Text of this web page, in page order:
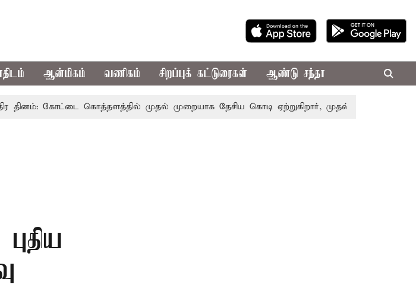
ஆன்மிகம் வணிகம் சிறப்புக் கட்டுரைகள் ஆண்டு சந்தா
கோட்டை கொத்தளத்தில் முதல் முறையாக தேசிய கொடி ஏற்றுகிறார், முதல்-அமைச்சர் விஜய்!